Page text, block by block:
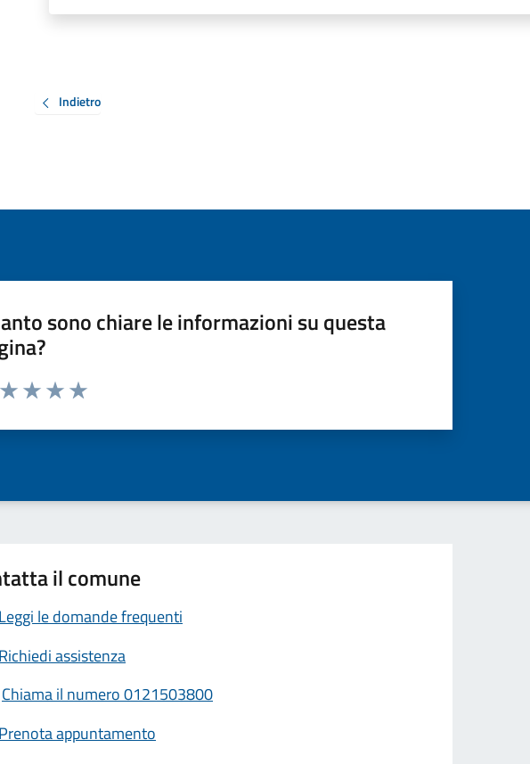
Indietro
sono chiare le informazioni su questa
da 1 a 5 stelle la pagina
il comune
Leggi le domande frequenti
Richiedi assistenza
Chiama il numero 0121503800
Prenota appuntamento